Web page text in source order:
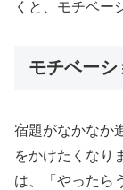
くと、モチベー
モチベー
宿題がなかなか
をかけたくなり
は、「やったら